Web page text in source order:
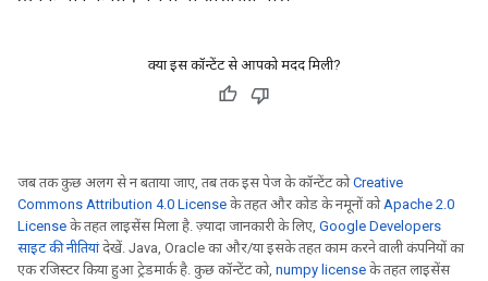
क्या इस कॉन्टेंट से आपको मदद मिली?
जब तक कुछ अलग से न बताया जाए, तब तक इस पेज के कॉन्टेंट कोCreative
Commons Attribution 4.0 License के तहत और कोड के नमूनों कोApache 2.0
License के तहत लाइसेंस मिला है. ज़्यादा जानकारी के लिए, Google Developers
साइट की नीतियांदेखें. Java, Oracle का और/या इसके तहत काम करने वाली कंपनियों का
एक रजिस्टर किया हुआ ट्रेडमार्क है. कुछ कॉन्टेंट को, numpy license के तहत लाइसेंस